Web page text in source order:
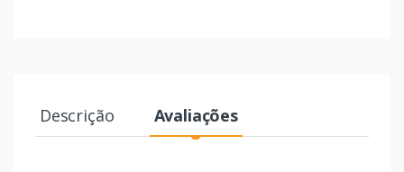
Descrição Avaliações